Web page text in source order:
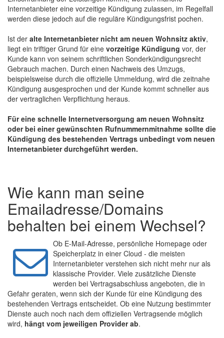
Internetanbieter eine vorzeitige Kündigung zulassen, im Regelfall
werden diese jedoch auf die reguläre Kündigungsfrist pochen.
Ist der alte Internetanbieter nicht am neuen Wohnsitz aktiv,
liegt ein triftiger Grund für eine vorzeitige Kündigung vor, der
Kunde kann von seinem schriftlichen Sonderkündigungsrecht
Gebrauch machen. Durch einen Nachweis des Umzugs,
beispielsweise durch die offizielle Ummeldung, wird die zeitnahe
Kündigung ausgesprochen und der Kunde kommt schneller aus
der vertraglichen Verpflichtung heraus.
Für eine schnelle Internetversorgung am neuen Wohnsitz
oder bei einer gewünschten Rufnummernmitnahme sollte die
Kündigung des bestehenden Vertrags unbedingt vom neuen
Internetanbieter durchgeführt werden.
Wie kann man seine
Emailadresse/Domains
behalten bei einem Wechsel?
Ob E-Mail-Adresse, persönliche Homepage oder
Speicherplatz in einer Cloud - die meisten
Internetanbieter verstehen sich nicht mehr nur als
klassische Provider. Viele zusätzliche Dienste
werden bei Vertragsabschluss angeboten, die in
Gefahr geraten, wenn sich der Kunde für eine Kündigung des
bestehenden Vertrags entscheidet. Ob eine Nutzung bestimmter
Dienste auch noch nach dem offiziellen Vertragsende möglich
wird, hängt vom jeweiligen Provider ab.